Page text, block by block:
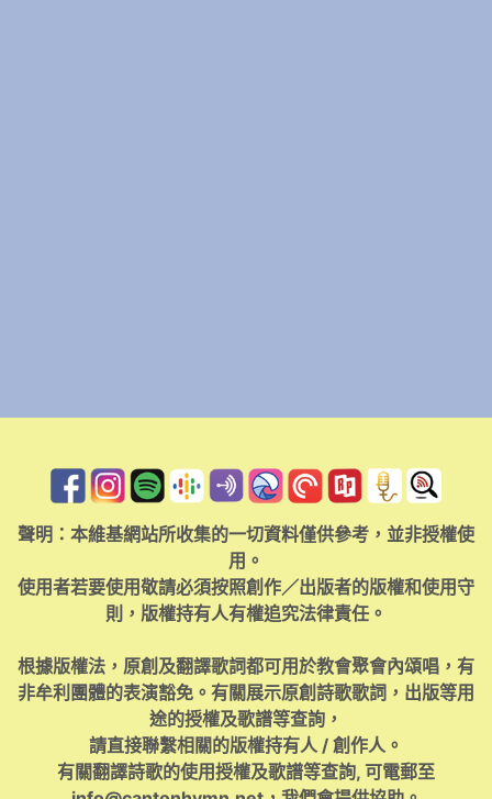
聲明：本維基網站所收集的一切資料僅供參考，並非授權使
用。
使用者若要使用敬請必須按照創作／出版者的版權和使用守
則，版權持有人有權追究法律責任。
根據版權法，原創及翻譯歌詞都可用於教會聚會內頌唱，有
非牟利團體的表演豁免。有關展示原創詩歌歌詞，出版等用
途的授權及歌譜等查詢，
請直接聯繫相關的版權持有人 / 創作人。
有關翻譯詩歌的使用授權及歌譜等查詢, 可電郵至